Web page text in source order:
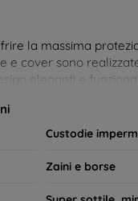
la massima
e cover sono
eleganti e
Custodie
Zaini e borse